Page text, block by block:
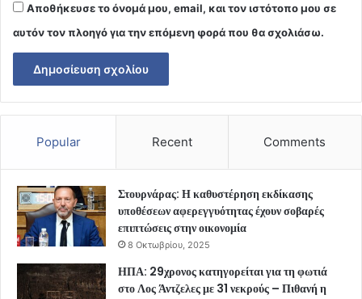
Αποθήκευσε το όνομά μου, email, και τον ιστότοπο μου σε
αυτόν τον πλοηγό για την επόμενη φορά που θα σχολιάσω.
Popular Recent Comments
Στουρνάρας: Η καθυστέρηση εκδίκασης
υποθέσεων αφερεγγυότητας έχουν σοβαρές
επιπτώσεις στην οικονομία
8 Οκτωβρίου, 2025
ΗΠΑ: 29χρονος κατηγορείται για τη φωτιά
στο Λος Άντζελες με 31 νεκρούς – Πιθανή η